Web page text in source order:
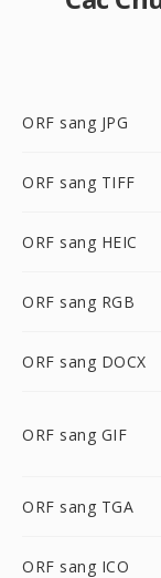
ORF sang JPG
ORF sang TIFF
ORF sang HEIC
ORF sang RGB
ORF sang DOCX
ORF sang GIF
ORF sang TGA
ORF sang ICO